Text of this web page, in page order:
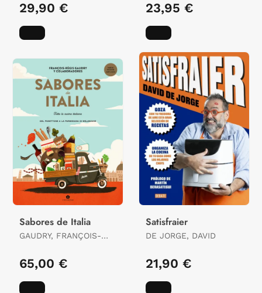
29,90 € 23,95 €
Sabores de Italia
GAUDRY, FRANÇOIS-
65,00 €
Satisfraier
DE JORGE, DAVID
21,90 €